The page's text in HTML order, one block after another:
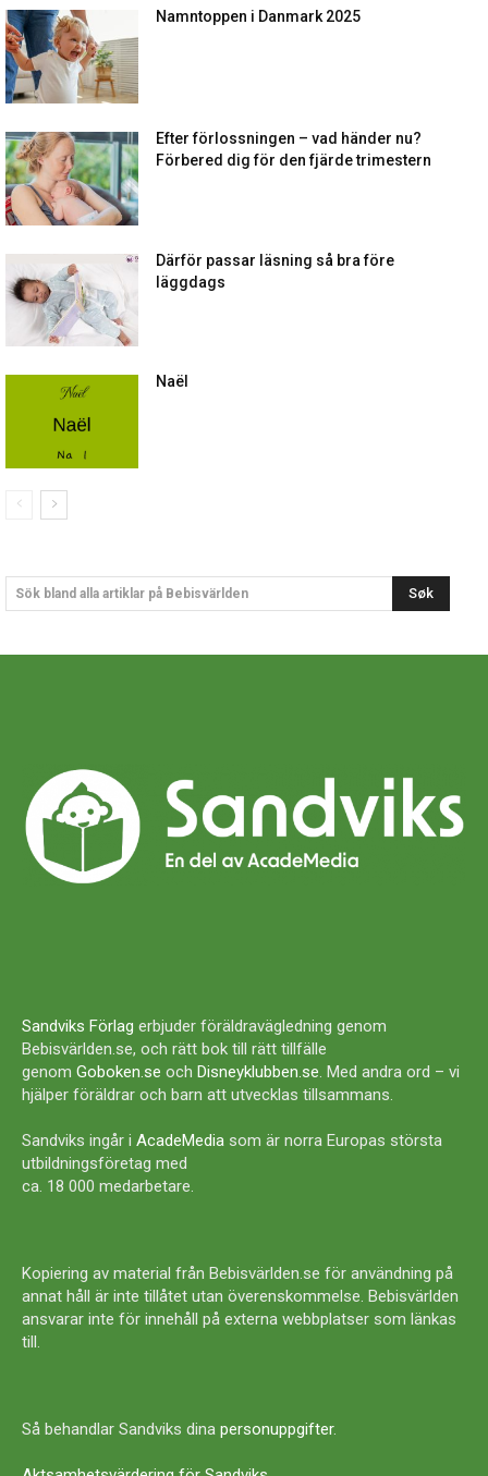
Namntoppen i Danmark 2025
Efter förlossningen – vad händer nu?
Förbered dig för den fjärde trimestern
Därför passar läsning så bra före
läggdags
Naël
Sök bland alla artiklar på Bebisvärlden Søk
Sandviks Förlag erbjuder föräldravägledning genom
Bebisvärlden.se, och rätt bok till rätt tillfälle
genom Goboken.se och Disneyklubben.se. Med andra ord – vi
hjälper föräldrar och barn att utvecklas tillsammans.
Sandviks ingår i AcadeMedia som är norra Europas största
utbildningsföretag med
ca. 18 000 medarbetare.
Kopiering av material från Bebisvärlden.se för användning på
annat håll är inte tillåtet utan överenskommelse. Bebisvärlden
ansvarar inte för innehåll på externa webbplatser som länkas
till.
Så behandlar Sandviks dina personuppgifter.